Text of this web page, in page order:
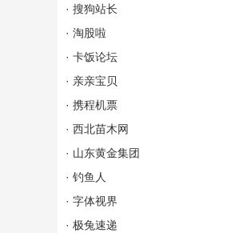
· 搜狗站长
· 淘股啦
· 卡饭论坛
· 亲亲宝贝
· 携程机票
· 西北苗木网
· 山东黄金集团
· 钓鱼人
· 字体视界
· 极兔速递